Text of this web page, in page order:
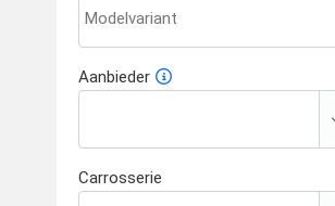
Aanbieder
Carrosserie